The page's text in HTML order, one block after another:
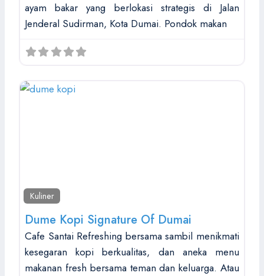
ayam bakar yang berlokasi strategis di Jalan
Jenderal Sudirman, Kota Dumai. Pondok makan
Kuliner
Dume Kopi Signature Of Dumai
Cafe Santai Refreshing bersama sambil menikmati
kesegaran kopi berkualitas, dan aneka menu
makanan fresh bersama teman dan keluarga. Atau